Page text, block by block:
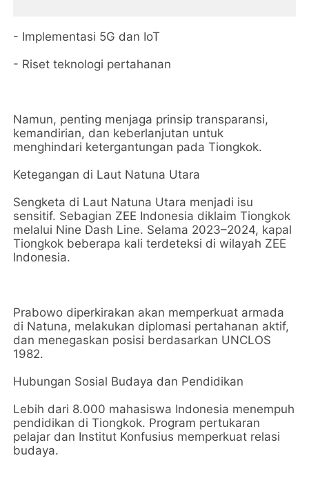
- Implementasi 5G dan IoT
- Riset teknologi pertahanan
Namun, penting menjaga prinsip transparansi,
kemandirian, dan keberlanjutan untuk
menghindari ketergantungan pada Tiongkok.
Ketegangan di Laut Natuna Utara
Sengketa di Laut Natuna Utara menjadi isu
sensitif. Sebagian ZEE Indonesia diklaim Tiongkok
melalui Nine Dash Line. Selama 2023–2024, kapal
Tiongkok beberapa kali terdeteksi di wilayah ZEE
Indonesia.
Prabowo diperkirakan akan memperkuat armada
di Natuna, melakukan diplomasi pertahanan aktif,
dan menegaskan posisi berdasarkan UNCLOS
1982.
Hubungan Sosial Budaya dan Pendidikan
Lebih dari 8.000 mahasiswa Indonesia menempuh
pendidikan di Tiongkok. Program pertukaran
pelajar dan Institut Konfusius memperkuat relasi
budaya.